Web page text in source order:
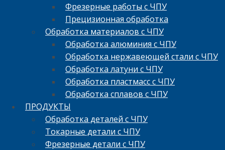
Фрезерные работы с ЧПУ
Прецизионная обработка
Обработка материалов с ЧПУ
Обработка алюминия с ЧПУ
Обработка нержавеющей стали с ЧПУ
Обработка латуни с ЧПУ
Обработка пластмасс с ЧПУ
Обработка сплавов с ЧПУ
ПРОДУКТЫ
Обработка деталей с ЧПУ
Токарные детали с ЧПУ
Фрезерные детали с ЧПУ